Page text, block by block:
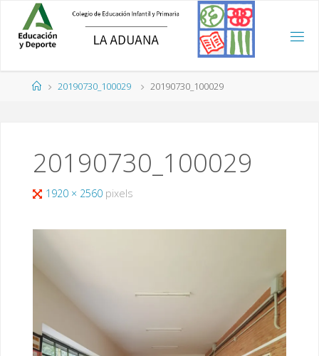
contenido
Página20190730_100029 20190730_100029
20190730_100029
Tamaño
1920 × 2560 pixels